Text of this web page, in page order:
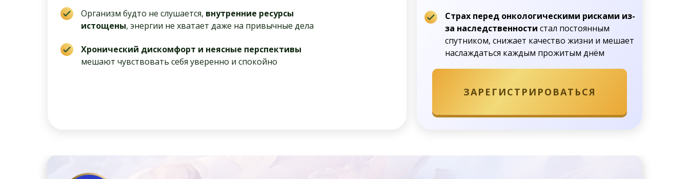
Страх перед онкологическими рисками из-
за наследственности стал постоянным
спутником, снижает качество жизни и мешает
наслаждаться каждым прожитым днём
ЗАРЕГИСТРИРОВАТЬСЯ
Организм будто не слушается, внутренние ресурсы
истощены, энергии не хватает даже на привычные дела
Хронический дискомфорт и неясные перспективы
мешают чувствовать себя уверенно и спокойно